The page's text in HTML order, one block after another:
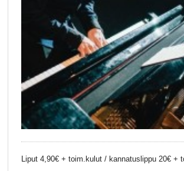
Liput 4,90€ + toim.kulut / kannatuslippu 20€ +